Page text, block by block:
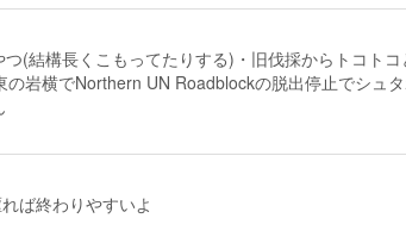
(結構長くこもってたりする)・旧伐採からトコトコ
岩横でNorthern UN Roadblockの脱出停止でシュ
ば終わりやすいよ